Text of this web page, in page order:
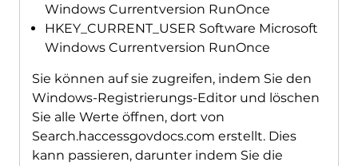
Windows Currentversion RunOnce
HKEY_CURRENT_USER Software Microsoft
Windows Currentversion RunOnce
Sie können auf sie zugreifen, indem Sie den
Windows-Registrierungs-Editor und löschen
Sie alle Werte öffnen, dort von
Search.haccessgovdocs.com erstellt. Dies
kann passieren, darunter indem Sie die